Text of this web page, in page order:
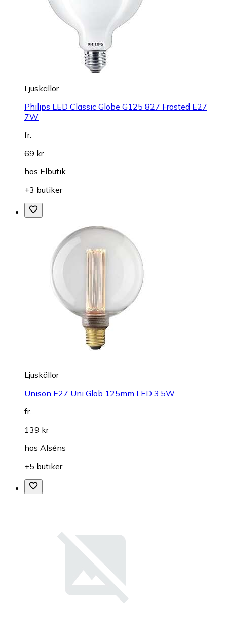
Ljuskällor
Philips LED Classic Globe G125 827 Frosted E27
7W
fr.
69 kr
hos Elbutik
+3 butiker
Ljuskällor
Unison E27 Uni Glob 125mm LED 3,5W
fr.
139 kr
hos Alséns
+5 butiker